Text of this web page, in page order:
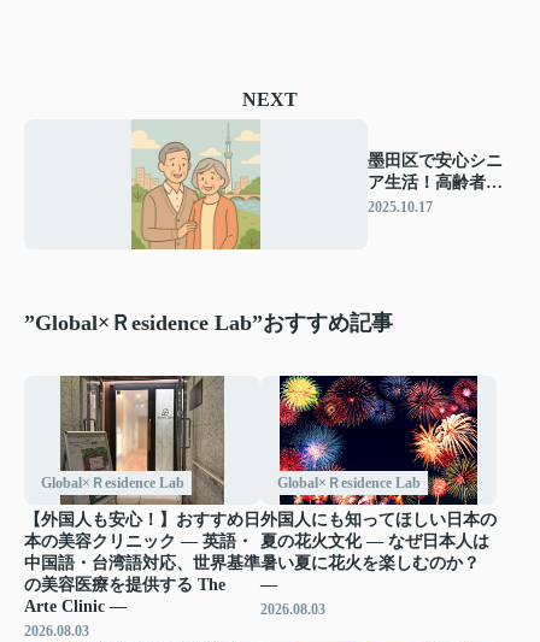
NEXT
墨田区で安心シニ
ア生活！高齢者向
け病院・支援サー
2025.10.17
”Global×Ｒesidence Lab”おすすめ記事
Global×Ｒesidence Lab
【外国人も安心！】おすすめ日
本の美容クリニック ― 英語・
中国語・台湾語対応、世界基準
の美容医療を提供する The
Arte Clinic ―
2026.08.03
Global×Ｒesidence Lab
外国人にも知ってほしい日本の
夏の花火文化 ― なぜ日本人は
暑い夏に花火を楽しむのか？
―
2026.08.03